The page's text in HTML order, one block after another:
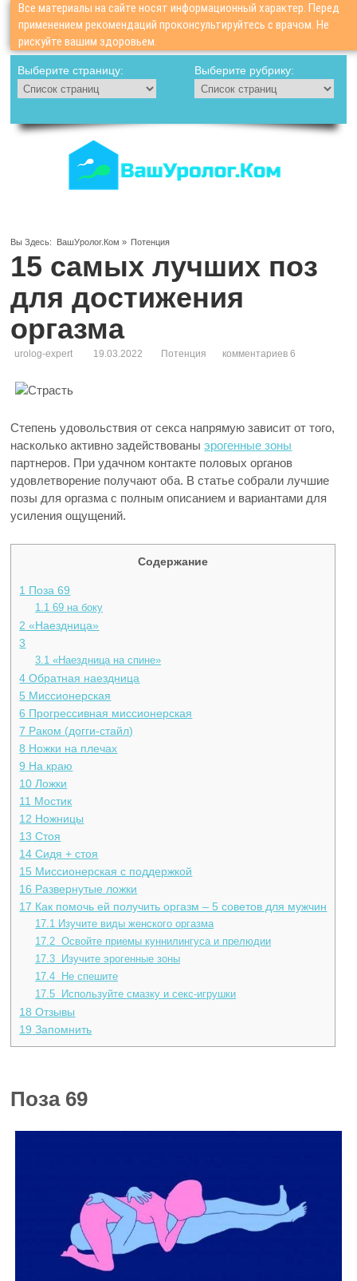
Все материалы на сайте носят информационный характер. Перед
применением рекомендаций проконсультируйтесь с врачом. Не
рискуйте вашим здоровьем.
Выберите страницу: Выберите рубрику:
Вы Здесь: ВашУролог.Ком » Потенция
15 самых лучших поз
для достижения
оргазма
urolog-expert 19.03.2022 Потенция комментариев 6
Степень удовольствия от секса напрямую зависит от того,
насколько активно задействованыэрогенные зоны
партнеров. При удачном контакте половых органов
удовлетворение получают оба. В статье собрали лучшие
позы для оргазма с полным описанием и вариантами для
усиления ощущений.
Содержание
1 Поза 69
1.1 69 на боку
2 «Наездница»
3
3.1 «Наездница на спине»
4 Обратная наездница
5 Миссионерская
6 Прогрессивная миссионерская
7 Раком (догги-стайл)
8 Ножки на плечах
9 На краю
10 Ложки
11 Мостик
12 Ножницы
13 Стоя
14 Сидя + стоя
15 Миссионерская с поддержкой
16 Развернутые ложки
17 Как помочь ей получить оргазм – 5 советов для мужчин
17.1 Изучите виды женского оргазма
17.2 Освойте приемы куннилингуса и прелюдии
17.3 Изучите эрогенные зоны
17.4 Не спешите
17.5 Используйте смазку и секс-игрушки
18 Отзывы
19 Запомнить
Поза 69